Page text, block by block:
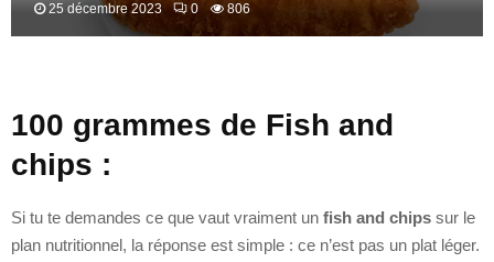
25 décembre 2023 0 806
100 grammes de Fish and
chips :
Si tu te demandes ce que vaut vraiment un fish and chips sur le
plan nutritionnel, la réponse est simple : ce n’est pas un plat léger.